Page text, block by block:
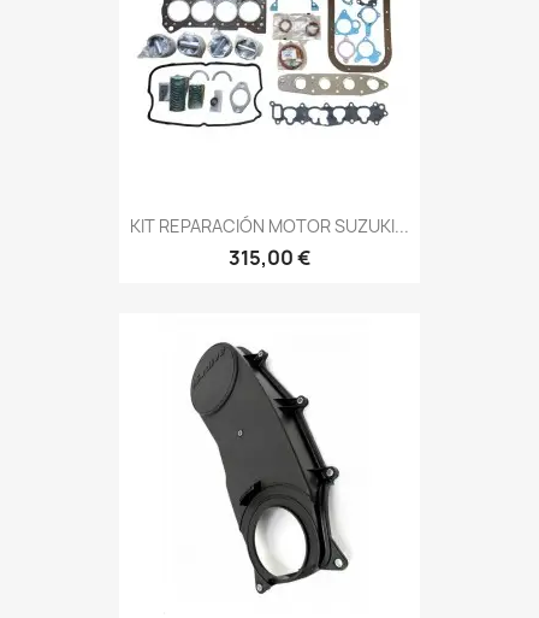
KIT REPARACIÓN MOTOR SUZUKI...
315,00 €